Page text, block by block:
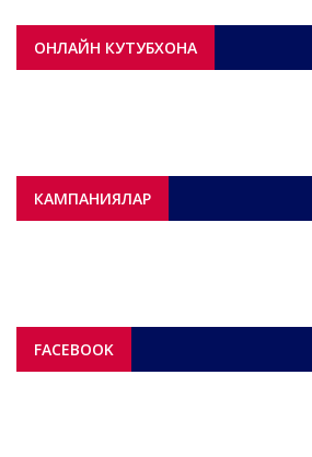
ОНЛАЙН КУТУБХОНА
КАМПАНИЯЛАР
FACEBOOK